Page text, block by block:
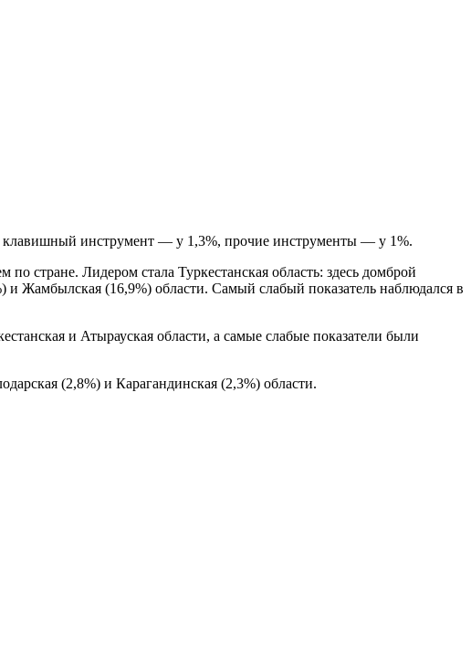
клавишный инструмент — у 1,3%, прочие инструменты — у 1%.
стране. Лидером стала Туркестанская область: здесь домброй
Жамбылская (16,9%) области. Самый слабый показатель наблюдался в
и Атырауская области, а самые слабые показатели были
(2,8%) и Карагандинская (2,3%) области.